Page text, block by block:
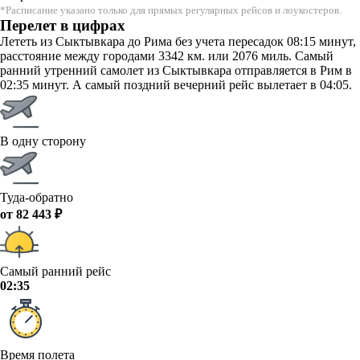
*Расписание указано только для прямых регулярных рейсов и лоукостеров.
Перелет в цифрах
Лететь из Сыктывкара до Рима без учета пересадок 08:15 минут,
расстояние между городами 3342 км. или 2076 миль. Самый
ранний утренний самолет из Сыктывкара отправляется в Рим в
02:35 минут. А самый поздний вечерний рейс вылетает в 04:05.
В одну сторону
Туда-обратно
от 82 443 ₽
Самый ранний рейс
02:35
Время полета